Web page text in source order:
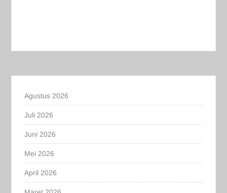
Agustus 2026
Juli 2026
Juni 2026
Mei 2026
April 2026